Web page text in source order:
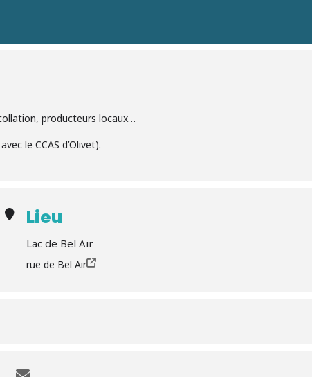
producteurs locaux…
le CCAS d’Olivet).
Lieu
Lac de Bel Air
rue de Bel Air